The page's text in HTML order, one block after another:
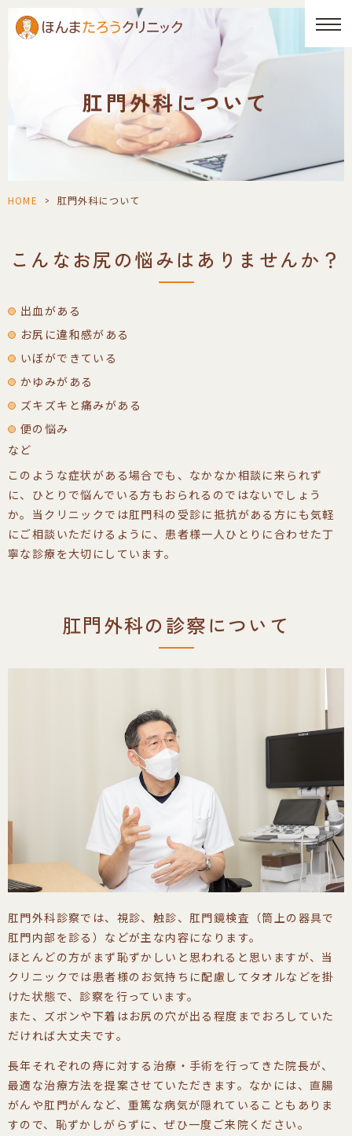
肛門外科について
HOME > 肛門外科について
こんなお尻の悩みはありませんか？
出血がある
お尻に違和感がある
いぼができている
かゆみがある
ズキズキと痛みがある
便の悩み
など
このような症状がある場合でも、なかなか相談に来られず
に、ひとりで悩んでいる方もおられるのではないでしょう
か。当クリニックでは肛門科の受診に抵抗がある方にも気軽
にご相談いただけるように、患者様一人ひとりに合わせた丁
寧な診療を大切にしています。
肛門外科の診察について
肛門外科診察では、視診、触診、肛門鏡検査（筒上の器具で
肛門内部を診る）などが主な内容になります。
ほとんどの方がまず恥ずかしいと思われると思いますが、当
クリニックでは患者様のお気持ちに配慮してタオルなどを掛
けた状態で、診察を行っています。
また、ズボンや下着はお尻の穴が出る程度までおろしていた
だければ大丈夫です。
長年それぞれの痔に対する治療・手術を行ってきた院長が、
最適な治療方法を提案させていただきます。なかには、直腸
がんや肛門がんなど、重篤な病気が隠れていることもありま
すので、恥ずかしがらずに、ぜひ一度ご来院ください。